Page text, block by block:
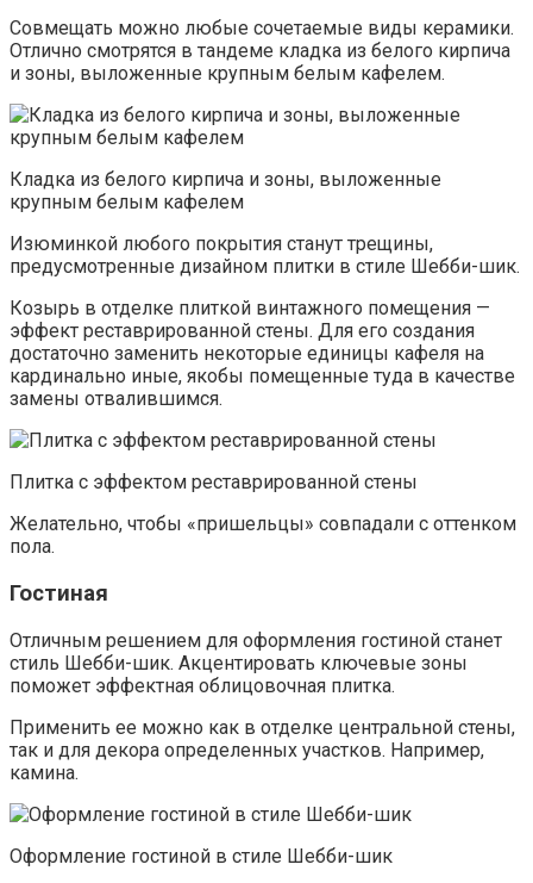
Совмещать можно любые сочетаемые виды керамики.
Отлично смотрятся в тандеме кладка из белого кирпича
и зоны, выложенные крупным белым кафелем.
Кладка из белого кирпича и зоны, выложенные
крупным белым кафелем
Изюминкой любого покрытия станут трещины,
предусмотренные дизайном плитки в стиле Шебби-шик.
Козырь в отделке плиткой винтажного помещения —
эффект реставрированной стены. Для его создания
достаточно заменить некоторые единицы кафеля на
кардинально иные, якобы помещенные туда в качестве
замены отвалившимся.
Плитка с эффектом реставрированной стены
Желательно, чтобы «пришельцы» совпадали с оттенком
пола.
Гостиная
Отличным решением для оформления гостиной станет
стиль Шебби-шик. Акцентировать ключевые зоны
поможет эффектная облицовочная плитка.
Применить ее можно как в отделке центральной стены,
так и для декора определенных участков. Например,
камина.
Оформление гостиной в стиле Шебби-шик